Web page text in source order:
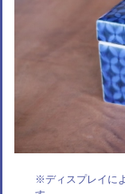
※ディスプレイに